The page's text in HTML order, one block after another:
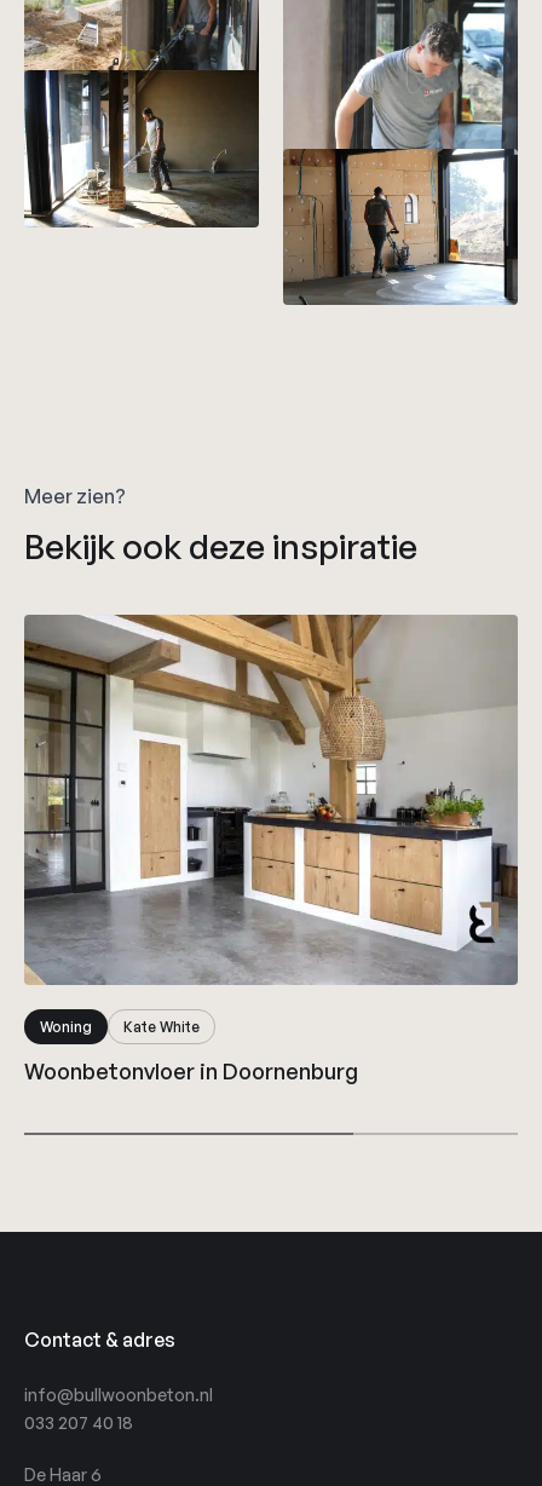
Meer zien?
Bekijk ook deze inspiratie
Woning Kate White
Woonbetonvloer in Doornenburg
Contact & adres
info@bullwoonbeton.nl
033 207 40 18
De Haar 6